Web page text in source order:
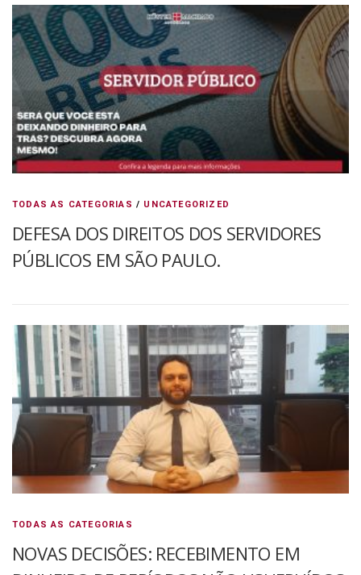
TODAS AS CATEGORIAS / UNCATEGORIZED
DEFESA DOS DIREITOS DOS SERVIDORES
PÚBLICOS EM SÃO PAULO.
TODAS AS CATEGORIAS
NOVAS DECISÕES: RECEBIMENTO EM